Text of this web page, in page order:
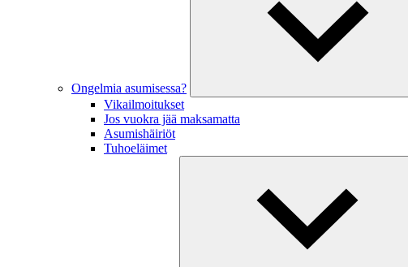
Ongelmia asumisessa?
Vikailmoitukset
Jos vuokra jää maksamatta
Asumishäiriöt
Tuhoeläimet